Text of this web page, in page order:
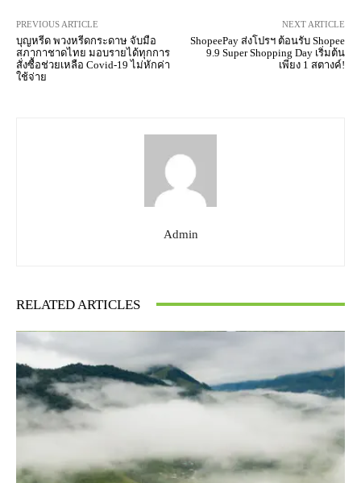
PREVIOUS ARTICLE
บุญหรีด พวงหรีดกระดาษ จับมือ
สภากาชาดไทย มอบรายได้ทุกการ
สั่งซื้อช่วยเหลือ Covid-19 ไม่หักค่า
ใช้จ่าย
NEXT ARTICLE
ShopeePay ส่งโปรฯ ต้อนรับ Shopee
9.9 Super Shopping Day เริ่มต้น
เพียง 1 สตางค์!
Admin
RELATED ARTICLES